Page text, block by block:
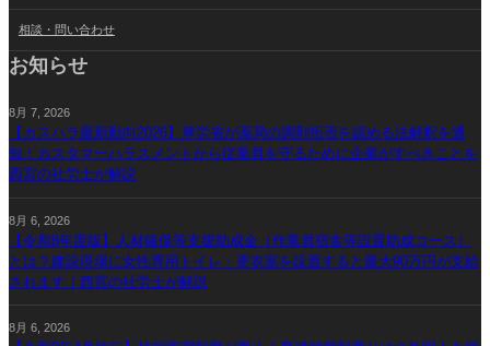
相談・問い合わせ
お知らせ
8月 7, 2026
【カスハラ最新動向2026】厚労省が薬局の調剤拒否を認める法解釈を通
知！カスタマーハラスメントから従業員を守るために企業がすべきことを
西宮の社労士が解説
8月 6, 2026
【令和8年度版】人材確保等支援助成金（作業員宿舎等設置助成コース）
とは？建設現場に女性専用トイレ・更衣室を設置すると最大90万円が支給
されます｜西宮の社労士が解説
8月 6, 2026